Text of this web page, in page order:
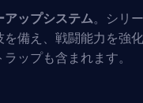
ップシステム。シリ
備え、戦闘能力を強
ップも含まれます。